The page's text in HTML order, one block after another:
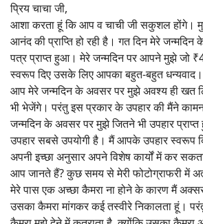
प्रिय चाचा जी,
आशा करता हूं कि आप व चाची जी सकुशल होंगे।
आनंद की प्राप्ति हो रही है। गत दिन मेरे
पत्र प्राप्त हुआ। मेरे जन्मदिन पर आपने मुझे जो
स्वरूप दिए उसके लिए आपका बहुत-बहुत धन्यवाद।
आप मेरे जन्मदिन के अवसर पर मुझे अवश्य ही खत
भी भेजेंगे। परंतु इस प्रकार के उपहार की मैंने
जन्मदिन के अवसर पर मुझे जितने भी उपहार
उपहार सबसे उपयोगी है। मैं आपके उपहार स्वरूप
अपनी इच्छा अनुसार अपने विशेष कार्यों में कर
आप जानते हैं? कुछ समय से मेरी फोटोग्राफरी में
मेरे पास एक अच्छा कैमरा ना होने के कारण मैं
उसका कैमरा मांगकर कई तस्वीरे निकालता हूं।